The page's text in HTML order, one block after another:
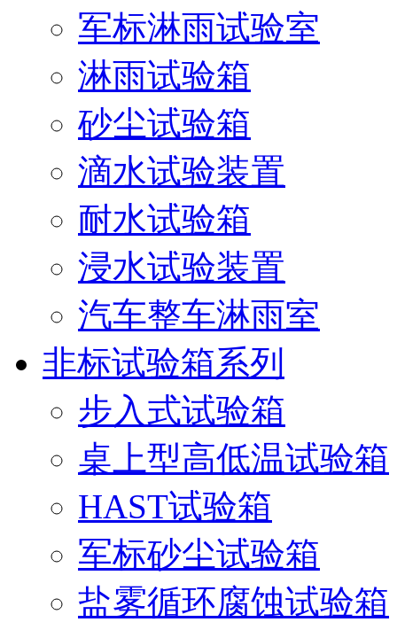
军标淋雨试验室
淋雨试验箱
砂尘试验箱
滴水试验装置
耐水试验箱
浸水试验装置
汽车整车淋雨室
非标试验箱系列
步入式试验箱
桌上型高低温试验箱
HAST试验箱
军标砂尘试验箱
盐雾循环腐蚀试验箱